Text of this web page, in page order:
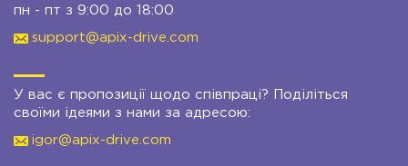
пн - пт з 9:00 до 18:00
support@apix-drive.com
У вас є пропозиції щодо співпраці? Поділіться
своїми ідеями з нами за адресою:
igor@apix-drive.com